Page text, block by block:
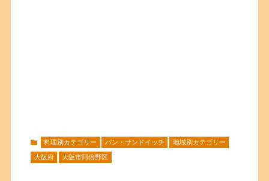
料理別カテゴリー パン・サンドイッチ 地域別カテゴリー
大阪府 大阪市阿倍野区